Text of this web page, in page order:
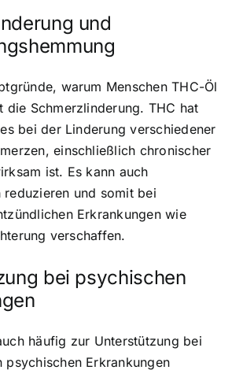
und
warum Menschen THC-Öl
die Schmerzlinderung. THC hat
bei der Linderung verschiedener
einschließlich chronischer
ist. Es kann auch
reduzieren und somit bei
Erkrankungen wie
verschaffen.
bei psychischen
häufig zur Unterstützung bei
psychischen Erkrankungen